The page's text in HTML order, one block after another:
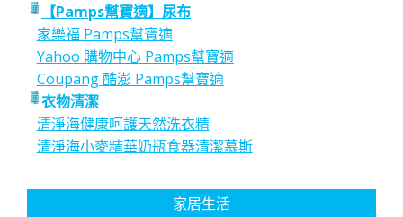
【Pamps幫寶適】尿布
家樂福 Pamps幫寶適
Yahoo 購物中心 Pamps幫寶適
Coupang 酷澎 Pamps幫寶適
衣物清潔
清淨海健康呵護天然洗衣精
清淨海小麥精華奶瓶食器清潔慕斯
家居生活